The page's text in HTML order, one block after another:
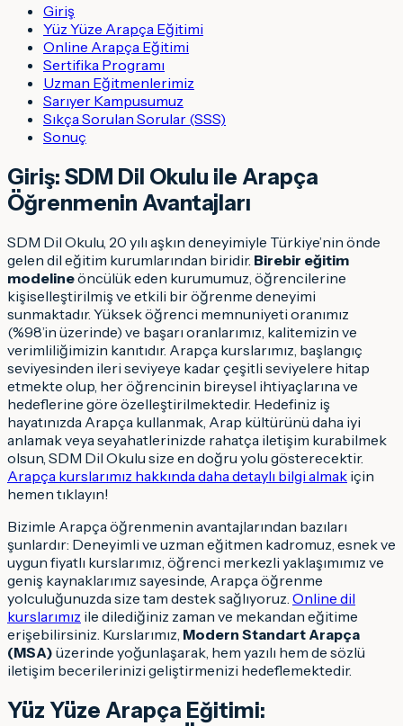
Giriş
Yüz Yüze Arapça Eğitimi
Online Arapça Eğitimi
Sertifika Programı
Uzman Eğitmenlerimiz
Sarıyer Kampusumuz
Sıkça Sorulan Sorular (SSS)
Sonuç
Giriş: SDM Dil Okulu ile Arapça
Öğrenmenin Avantajları
SDM Dil Okulu, 20 yılı aşkın deneyimiyle Türkiye’nin önde
gelen dil eğitim kurumlarından biridir. Birebir eğitim
modelineöncülük eden kurumumuz, öğrencilerine
kişiselleştirilmiş ve etkili bir öğrenme deneyimi
sunmaktadır. Yüksek öğrenci memnuniyeti oranımız
(%98’in üzerinde) ve başarı oranlarımız, kalitemizin ve
verimliliğimizin kanıtıdır. Arapça kurslarımız, başlangıç
seviyesinden ileri seviyeye kadar çeşitli seviyelere hitap
etmekte olup, her öğrencinin bireysel ihtiyaçlarına ve
hedeflerine göre özelleştirilmektedir. Hedefiniz iş
hayatınızda Arapça kullanmak, Arap kültürünü daha iyi
anlamak veya seyahatlerinizde rahatça iletişim kurabilmek
olsun, SDM Dil Okulu size en doğru yolu gösterecektir.
Arapça kurslarımız hakkında daha detaylı bilgi almak için
hemen tıklayın!
Bizimle Arapça öğrenmenin avantajlarından bazıları
şunlardır: Deneyimli ve uzman eğitmen kadromuz, esnek ve
uygun fiyatlı kurslarımız, öğrenci merkezli yaklaşımımız ve
geniş kaynaklarımız sayesinde, Arapça öğrenme
yolculuğunuzda size tam destek sağlıyoruz. Online dil
kurslarımız ile dilediğiniz zaman ve mekandan eğitime
erişebilirsiniz. Kurslarımız, Modern Standart Arapça
(MSA) üzerinde yoğunlaşarak, hem yazılı hem de sözlü
iletişim becerilerinizi geliştirmenizi hedeflemektedir.
Yüz Yüze Arapça Eğitimi: